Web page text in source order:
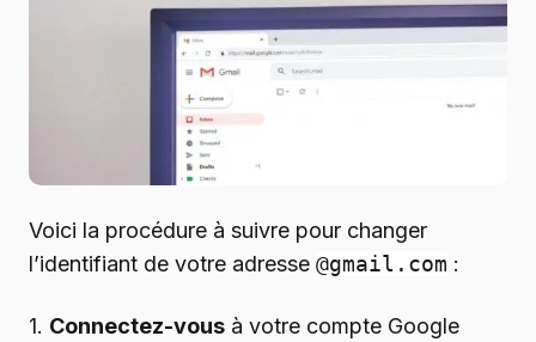
Voici la procédure à suivre pour changer
l’identifiant de votre adresse @gmail.com :
1. Connectez-vous à votre compte Google